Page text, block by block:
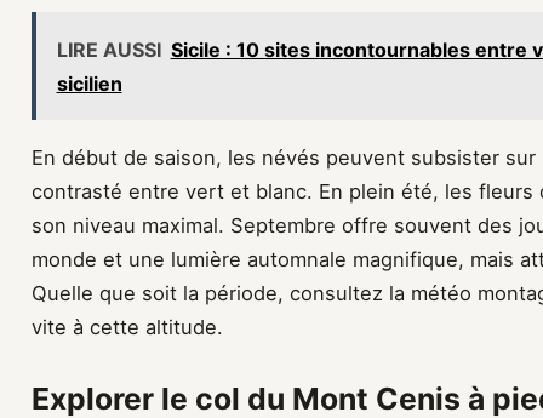
LIRE AUSSI Sicile : 10 sites incontournables entre
sicilien
En début de saison, les névés peuvent subsister
contrasté entre vert et blanc. En plein été, les fleurs
son niveau maximal. Septembre offre souvent des
monde et une lumière automnale magnifique, mais
Quelle que soit la période, consultez la météo
vite à cette altitude.
Explorer le col du Mont Cenis à